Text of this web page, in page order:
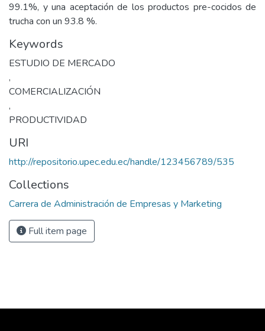
99.1%, y una aceptación de los productos pre-cocidos de
trucha con un 93.8 %.
Keywords
ESTUDIO DE MERCADO
,
COMERCIALIZACIÓN
,
PRODUCTIVIDAD
URI
http://repositorio.upec.edu.ec/handle/123456789/535
Collections
Carrera de Administración de Empresas y Marketing
Full item page